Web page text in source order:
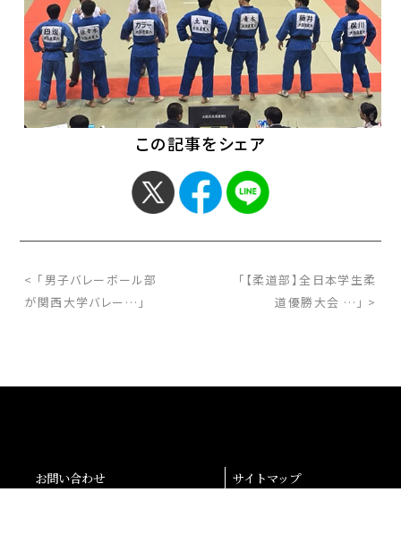
この記事をシェア
< 「男子バレーボール部
が関西大学バレー…」
「【柔道部】全日本学生柔
道優勝大会 …」 >
お問い合わせ サイトマップ